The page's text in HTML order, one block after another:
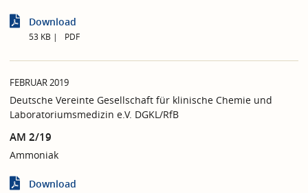
Download
53 KB PDF
FEBRUAR 2019
Deutsche Vereinte Gesellschaft für klinische Chemie und
Laboratoriumsmedizin e.V. DGKL/RfB
AM 2/19
Ammoniak
Download